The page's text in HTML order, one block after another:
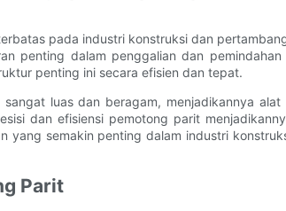
pada industri konstruksi dan
penting dalam penggalian dan
penting ini secara efisien dan tepat.
luas dan beragam, menjadikannya
dan efisiensi pemotong parit
yang semakin penting dalam industri
Parit